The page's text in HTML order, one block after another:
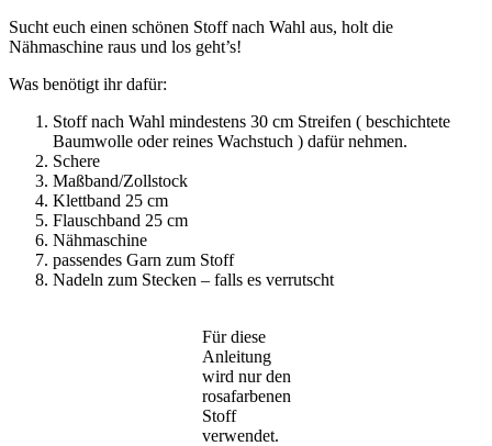
Sucht euch einen schönen Stoff nach Wahl aus, holt die
Nähmaschine raus und los geht’s!
Was benötigt ihr dafür:
Stoff nach Wahl mindestens 30 cm Streifen ( beschichtete
Baumwolle oder reines Wachstuch ) dafür nehmen.
Schere
Maßband/Zollstock
Klettband 25 cm
Flauschband 25 cm
Nähmaschine
passendes Garn zum Stoff
Nadeln zum Stecken – falls es verrutscht
Für diese
Anleitung
wird nur den
rosafarbenen
Stoff
verwendet.